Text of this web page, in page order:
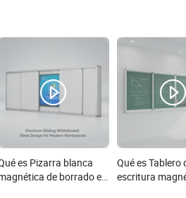
es Pizarra blanca
de borrado en
Qué es Tablero
escritura